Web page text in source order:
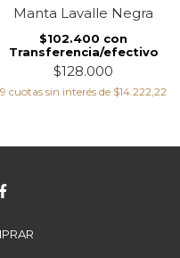
Manta Lavalle Negra
$128.000
$102.400 con
Transferencia/efectivo
9 cuotas sin interés de $14.222,22